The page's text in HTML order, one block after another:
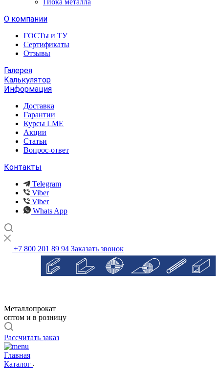
Гибка металла
О компании
ГОСТы и ТУ
Сертификаты
Отзывы
Галерея
Калькулятор
Информация
Доставка
Гарантии
Курсы LME
Акции
Статьи
Вопрос-ответ
Контакты
Telegram
Viber
Viber
Whats App
+7 800 201 89 94 Заказать звонок
Металлопрокат
оптом и в розницу
Рассчитать заказ
Главная
Каталог